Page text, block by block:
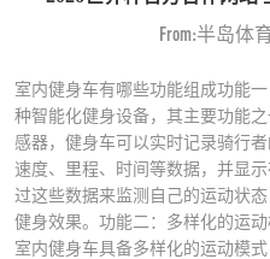
From:半岛体
室内健身车有哪些功能组成功能
种智能化健身设备，其主要功能
感器，健身车可以实时记录骑行
速度、里程、时间等数据，并显
过这些数据来监测自己的运动状
健身效果。功能二：多样化的运
室内健身车具备多样化的运动模